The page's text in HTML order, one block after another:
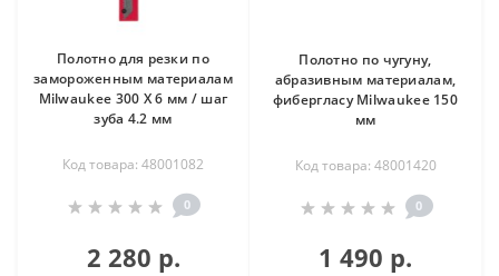
Полотно для резки по
замороженным материалам
Milwaukee 300 Х 6 мм / шаг
зуба 4.2 мм
Код товара: 48001082
0
2 280 р.
Полотно по чугуну,
абразивным материалам,
фибергласу Milwaukee 150
мм
Код товара: 48001420
0
1 490 р.